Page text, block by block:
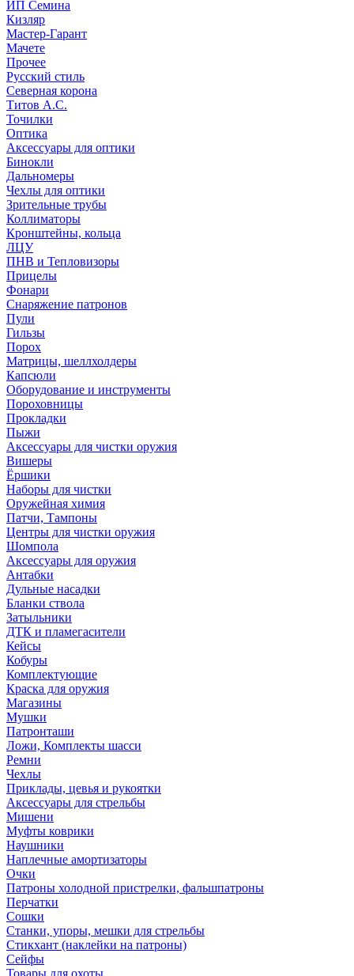
ИП Семина
Кизляр
Мастер-Гарант
Мачете
Прочее
Русский стиль
Северная корона
Титов А.С.
Точилки
Оптика
Аксессуары для оптики
Бинокли
Дальномеры
Чехлы для оптики
Зрительные трубы
Коллиматоры
Кронштейны, кольца
ЛЦУ
ПНВ и Тепловизоры
Прицелы
Фонари
Снаряжение патронов
Пули
Гильзы
Порох
Матрицы, шеллхолдеры
Капсюли
Оборудование и инструменты
Пороховницы
Прокладки
Пыжи
Аксессуары для чистки оружия
Вишеры
Ёршики
Наборы для чистки
Оружейная химия
Патчи, Тампоны
Центры для чистки оружия
Шомпола
Аксессуары для оружия
Антабки
Дульные насадки
Бланки ствола
Затыльники
ДТК и пламегасители
Кейсы
Кобуры
Комплектующие
Краска для оружия
Магазины
Мушки
Патронташи
Ложи, Комплекты шасси
Ремни
Чехлы
Приклады, цевья и рукоятки
Аксессуары для стрельбы
Мишени
Муфты коврики
Наушники
Наплечные амортизаторы
Очки
Патроны холодной пристрелки, фальшпатроны
Перчатки
Сошки
Станки, упоры, мешки для стрельбы
Стикхант (наклейки на патроны)
Сейфы
Товары для охоты